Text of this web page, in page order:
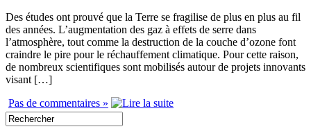
Des études ont prouvé que la Terre se fragilise de plus en plus au fil
des années. L’augmentation des gaz à effets de serre dans
l’atmosphère, tout comme la destruction de la couche d’ozone font
craindre le pire pour le réchauffement climatique. Pour cette raison,
de nombreux scientifiques sont mobilisés autour de projets innovants
visant […]
Pas de commentaires »